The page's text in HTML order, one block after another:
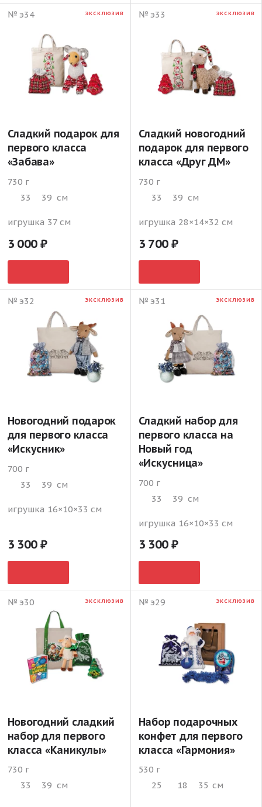
№ э34 ЭКСКЛЮЗИВ
Сладкий подарок для
первого класса
«Забава»
730 г
33
39 см
игрушка 37 см
3 000
№ э33 ЭКСКЛЮЗИВ
Сладкий новогодний
подарок для первого
класса «Друг ДМ»
730 г
33
39 см
игрушка 28×14×32 см
3 700
№ э32 ЭКСКЛЮЗИВ
Новогодний подарок
для первого класса
«Искусник»
700 г
33
39 см
игрушка 16×10×33 см
3 300
№ э31 ЭКСКЛЮЗИВ
Сладкий набор для
первого класса на
Новый год
«Искусница»
700 г
33
39 см
игрушка 16×10×33 см
3 300
№ э30 ЭКСКЛЮЗИВ
Новогодний сладкий
набор для первого
класса «Каникулы»
730 г
33
39 см
№ э29 ЭКСКЛЮЗИВ
Набор подарочных
конфет для первого
класса «Гармония»
530 г
25
18 35 см